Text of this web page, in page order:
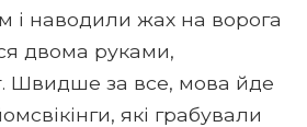
і наводили жах на ворога
двома руками,
Швидше за все, мова йде
які грабували